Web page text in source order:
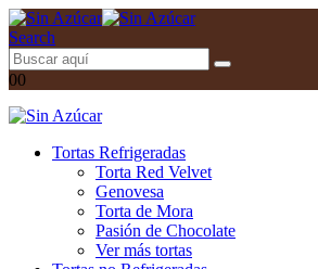
Search
00
Tortas Refrigeradas
Torta Red Velvet
Genovesa
Torta de Mora
Pasión de Chocolate
Ver más tortas